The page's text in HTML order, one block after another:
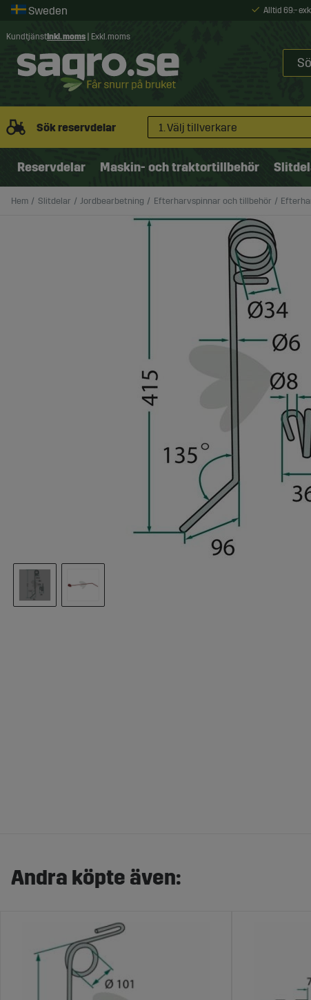
Alltid 69:-
Kundtjänst Inkl. moms Exkl. moms
Sök reservdelar 1. Välj tillverkare
Reservdelar Maskin- och traktortillbehör
Hem Slitdelar Jordbearbetning Efterharvspinnar och tillbehör
Andra köpte även: